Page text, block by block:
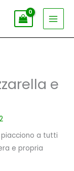
e
piacciono a tutti
e propria